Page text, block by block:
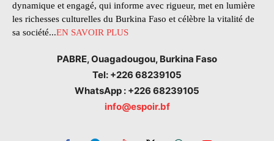
dynamique et engagé, qui informe avec rigueur, met en lumière
les richesses culturelles du Burkina Faso et célèbre la vitalité de
sa société...EN SAVOIR PLUS
PABRE, Ouagadougou, Burkina Faso
Tel: +226 68239105
WhatsApp : +226 68239105
info@espoir.bf